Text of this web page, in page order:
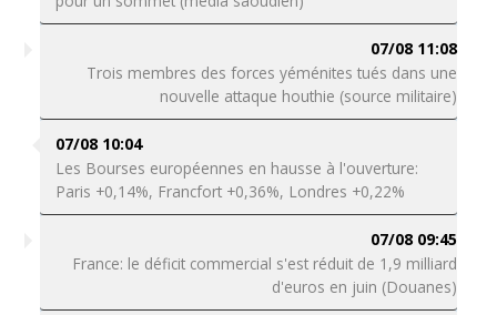
07/08 11:08
Trois membres des forces yéménites tués dans une
nouvelle attaque houthie (source militaire)
07/08 10:04
Les Bourses européennes en hausse à l'ouverture:
Paris +0,14%, Francfort +0,36%, Londres +0,22%
07/08 09:45
France: le déficit commercial s'est réduit de 1,9 milliard
d'euros en juin (Douanes)